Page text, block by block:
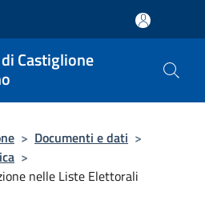
Castiglione
> Documenti e dati >
>
nelle Liste Elettorali